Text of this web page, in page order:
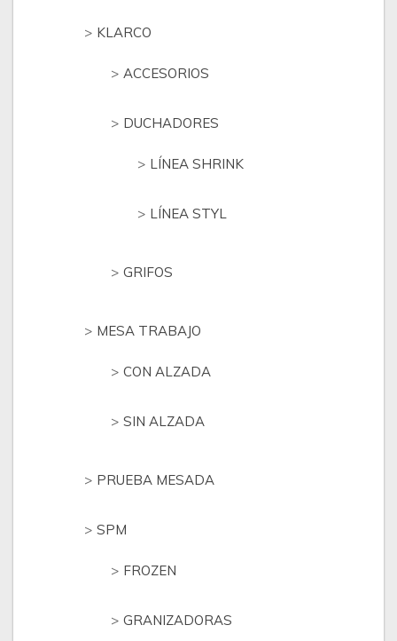
KLARCO
ACCESORIOS
DUCHADORES
LÍNEA SHRINK
LÍNEA STYL
GRIFOS
MESA TRABAJO
CON ALZADA
SIN ALZADA
PRUEBA MESADA
SPM
FROZEN
GRANIZADORAS